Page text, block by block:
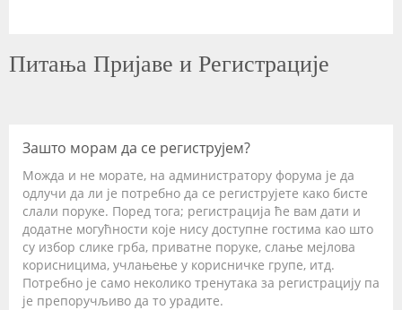
Питања Пријаве и Регистрације
Зашто морам да се региструјем?
Можда и не морате, на администратору форума је да
одлучи да ли је потребно да се региструјете како бисте
слали поруке. Поред тога; регистрација ће вам дати и
додатне могућности које нису доступне гостима као што
су избор слике грба, приватне поруке, слање мејлова
корисницима, учлањење у корисничке групе, итд.
Потребно је само неколико тренутака за регистрацију па
је препоручљиво да то урадите.